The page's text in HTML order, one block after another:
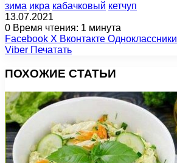
зима икра кабачковый кетчуп
13.07.2021
0 Время чтения: 1 минута
Facebook X Вконтакте Одноклассники
Viber Печатать
ПОХОЖИЕ СТАТЬИ